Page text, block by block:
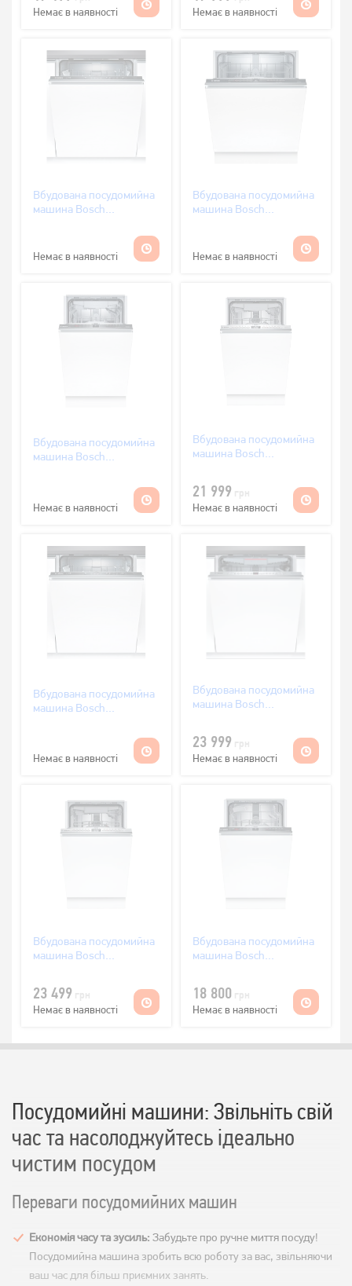
Немає в наявності Немає в наявності
Вбудована посудомийна
машина Bosch
Немає в наявності
Вбудована посудомийна
машина Bosch
Немає в наявності
Вбудована посудомийна
машина Bosch
Немає в наявності
Вбудована посудомийна
машина Bosch
21 999
Немає в наявності
Вбудована посудомийна
машина Bosch
Немає в наявності
Вбудована посудомийна
машина Bosch
23 999
Немає в наявності
Вбудована посудомийна
машина Bosch
23 499
Немає в наявності
Вбудована посудомийна
машина Bosch
18 800
Немає в наявності
Посудомийні машини: Звільніть свій
час та насолоджуйтесь ідеально
чистим посудом
Переваги посудомийних машин
Економія часу та зусиль: Забудьте про ручне миття посуду!
Посудомийна машина зробить всю роботу за вас, звільняючи
ваш час для більш приємних занять.